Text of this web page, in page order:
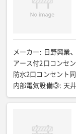
メーカー : 日野興業
アース付2口コンセ
防水2口コンセント
内部電気設備③: 天
給水設備 大便器用/
排水設備 大便器用(
排水設備 小便器用(汲